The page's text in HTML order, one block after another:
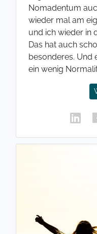
Nomadentum
wieder mal am
und ich wieder in
Das hat auch
besonderes. Und
ein wenig